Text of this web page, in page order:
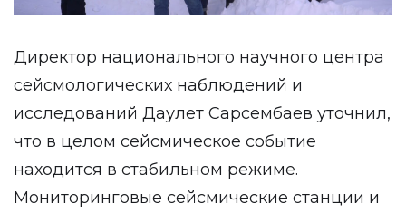
Директор национального научного центра
сейсмологических наблюдений и
исследований Даулет Сарсембаев уточнил,
что в целом сейсмическое событие
находится в стабильном режиме.
Мониторинговые сейсмические станции и